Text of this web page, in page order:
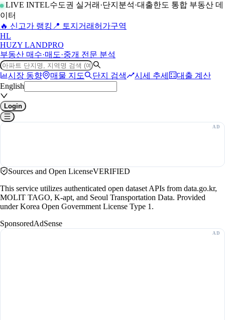
LIVE INTEL수도권 실거래·단지분석·대출한도 통합 부동산 데
이터
🔥 신고가 랭킹 📍 토지거래허가구역
HL
HUZY LANDPRO
부동산 매수·매도·중개 전문 분석
시장 동향 매물 지도 단지 검색 시세 추세
대출 계산
English
Login
Sources and Open LicenseVERIFIED
This service utilizes authenticated open dataset APIs from data.go.kr,
MOLIT TAGO, K-apt, and Seoul Transportation Data. Provided
under Korea Open Government License Type 1.
SponsoredAdSense